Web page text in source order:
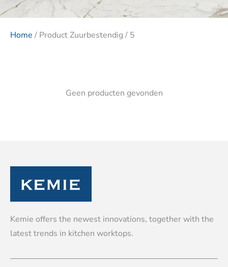
Home / Product Zuurbestendig / 5
Geen producten gevonden
Kemie offers the newest innovations, together with the
latest trends in kitchen worktops.